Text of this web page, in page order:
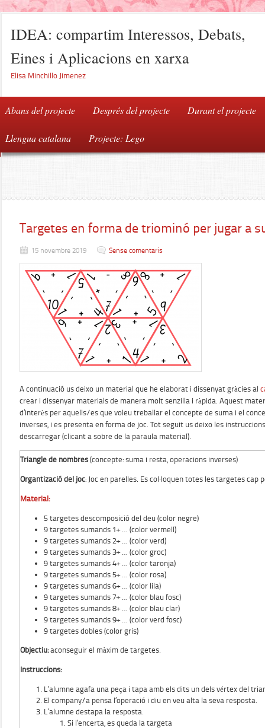
IDEA: compartim Interessos, Debats,
Eines i Aplicacions en xarxa
Elisa Minchillo Jimenez
Abans del projecte Després del projecte Durant el projecte
Llengua catalana Projecte: Lego
Targetes en forma de triominó per jugar a
15 novembre 2019 Sense comentaris
A continuació us deixo un material que he elaborat i dissenyat gràcies al
crear i dissenyar materials de manera molt senzilla i ràpida. Aquest
d’interès per aquells/es que voleu treballar el concepte de suma i el
inverses, i es presenta en forma de joc. Tot seguit us deixo les
descarregar (clicant a sobre de la paraula material).
Triangle de nombres (concepte: suma i resta, operacions inverses)
Organtizació del joc: Joc en parelles. Es col·loquen totes les targetes cap
Material:
5 targetes descomposició del deu (color negre)
9 targetes sumands 1+ … (color vermell)
9 targetes sumands 2+ … (color verd)
9 targetes sumands 3+ … (color groc)
9 targetes sumands 4+ … (color taronja)
9 targetes sumands 5+ … (color rosa)
9 targetes sumands 6+ … (color lila)
9 targetes sumands 7+ … (color blau fosc)
9 targetes sumands 8+ … (color blau clar)
9 targetes sumands 9+ … (color verd fosc)
9 targetes dobles (color gris)
Objectiu:aconseguir el màxim de targetes.
Instruccions:
L’alumne agafa una peça i tapa amb els dits un dels vértex del
El company/a pensa l’operació i diu en veu alta la seva resposta.
L’alumne destapa la resposta.
Si l’encerta, es queda la targeta